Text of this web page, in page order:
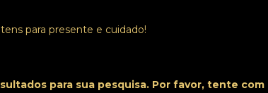
para presente e cuidado!
para sua pesquisa. Por favor, tente